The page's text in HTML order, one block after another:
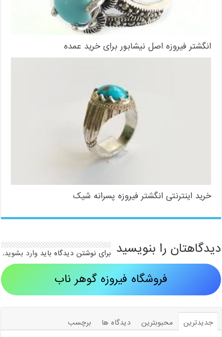
انگشتر فیروزه اصل نیشابور برای خرید عمده
خرید اینترنتی انگشتر فیروزه پسرانه شیک
دیدگاهتان را بنویسید برای نوشتن دیدگاه باید وارد بشوید.
فروشگاه فیروزه گوهر ناب
جدیدترین محبوبترین دیدگاه ها
برچسب